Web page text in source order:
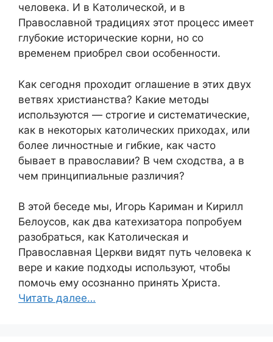
человека. И в Католической, и в
Православной традициях этот процесс имеет
глубокие исторические корни, но со
временем приобрел свои особенности.
Как сегодня проходит оглашение в этих двух
ветвях христианства? Какие методы
используются — строгие и систематические,
как в некоторых католических приходах, или
более личностные и гибкие, как часто
бывает в православии? В чем сходства, а в
чем принципиальные различия?
В этой беседе мы, Игорь Кариман и Кирилл
Белоусов, как два катехизатора попробуем
разобраться, как Католическая и
Православная Церкви видят путь человека к
вере и какие подходы используют, чтобы
помочь ему осознанно принять Христа.
Читать далее…